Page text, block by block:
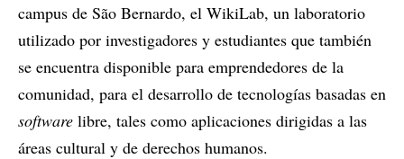
campus de São Bernardo, el WikiLab, un laboratorio
utilizado por investigadores y estudiantes que también
se encuentra disponible para emprendedores de la
comunidad, para el desarrollo de tecnologías basadas en
software libre, tales como aplicaciones dirigidas a las
áreas cultural y de derechos humanos.